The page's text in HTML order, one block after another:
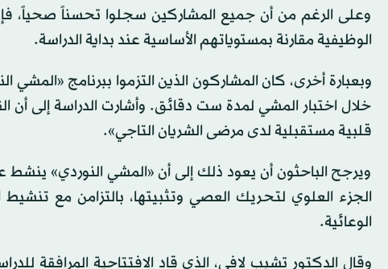
وعلى الرغم من أن جميع المشاركين سجلوا تحسناً صحياً،
الوظيفية مقارنة بمستوياتهم الأساسية عند بداية الدراسة.
خلال اختبار المشي لمدة ست دقائق. وأشارت الدراسة إلى
قلبية مستقبلية لدى مرضى الشريان التاجي».
ويرجح الباحثون أن يعود ذلك إلى أن «المشي النوردي»
الجزء العلوي لتحريك العصي وتثبيتها، بالتزامن مع
الوعائية.
وقال الدكتور تشيب لافي، الذي قاد الافتتاحية المرافقة